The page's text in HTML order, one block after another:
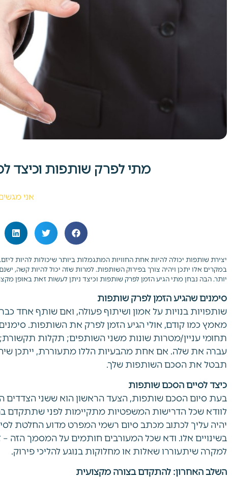
מתי לפרק שותפות וכיצד
אני
יצירת שותפות יכולה להיות אחת החוויות המתגמלות ביותר שיכולות להיות
במקרים אלו יתכן ויהיה צורך בפירוק השותפות. למרות שזה יכול להיות קשה,
יותר. הבה נבחן מתי הגיע הזמן לפרק שותפות וכיצד ניתן לעשות זאת באופן
סימנים שהגיע הזמן לפרק שותפות
שותפויות בנויות על אמון ושיתוף פעולה, ואם שותף
מאמץ כמו קודם, אולי הגיע הזמן לפרק את השותפות.
תחומי עניין/מטרות שונות משני השותפים; תקלות
עברה את שלה. אם אחת מהבעיות הללו מתעוררת, ייתכן
תבטל את הסכם השותפות שלך.
כיצד לסיים הסכם שותפות
בעת סיום הסכם שותפות, הצעד הראשון הוא ששני הצדדים
לוודא שכל הדרישות המשפטיות מתקיימות לפני שתתקדם
יהיה עליך לכתוב מכתב סיום רשמי המפרט מדוע החלטת
בשינויים אלו. ודא שכל המעורבים חותמים על המסמך הזה
למקרה שיתעוררו שאלות או מחלוקות בנוגע להליכי פירוק.
השלב האחרון: להתקדם בצורה מקצועית